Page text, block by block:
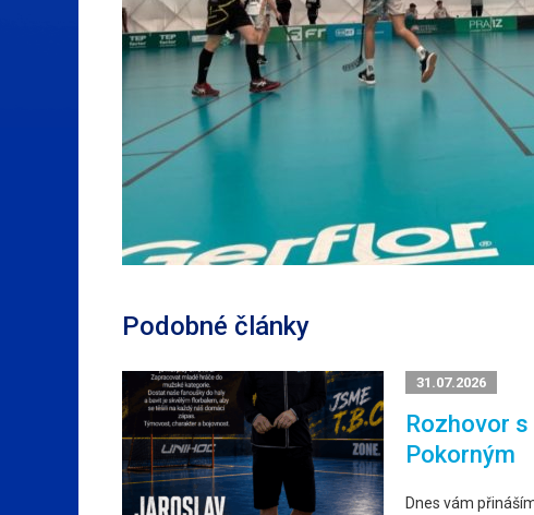
Podobné články
31.07.2026
Rozhovor
Pokorným
Dnes vám